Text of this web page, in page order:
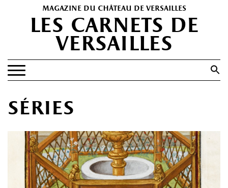
magazine du château de versailles
les carnets de
versailles
Search Button
SPECTACLES
PORTFOLIOS
HISTOIRE(S)
séries